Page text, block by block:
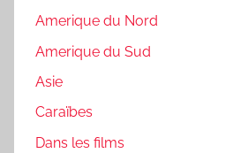
Amerique du Nord
Amerique du Sud
Asie
Caraïbes
Dans les films